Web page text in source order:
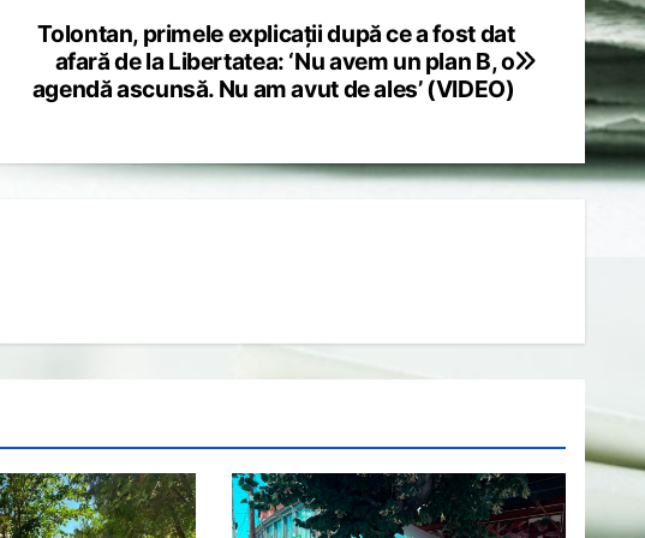
Tolontan, primele explicații după ce a fost dat
afară de la Libertatea: ‘Nu avem un plan B, o
agendă ascunsă. Nu am avut de ales’ (VIDEO)